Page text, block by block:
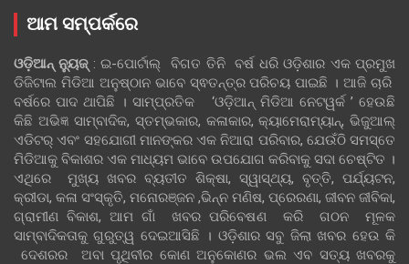
ଆମ ସମ୍ପର୍କରେ
ଓଡ଼ିଆନ୍‍ ନ୍ୟୁଜ୍‍: ଇ-ପୋର୍ଟାଲ୍ ବିଗତ ତିନି ବର୍ଷ ଧରି ଓଡ଼ିଶାର ଏକ ପ୍ରମୁଖ
ଡିଜିଟାଲ ମିଡିଆ ଅନୁଷ୍ଠାନ ଭାବେ ସ୍ଵତନ୍ତ୍ର ପରିଚୟ ପାଇଛି । ଆଜି ଚାରି
ବର୍ଷରେ ପାଦ ଥାପିଛି । ସାମ୍ପ୍ରତିକ ‘ଓଡ଼ିଆନ୍‍ ମିଡିଆ ନେଟୱର୍କ ’ ହେଉଛି
କିଛି ଅଭିଜ୍ଞ ସାମ୍ବାଦିକ, ସ୍ତମ୍ଭକାର, କଳାକାର, କ୍ୟାମେରାମ୍ୟାନ୍, ଭିଜୁଆଲ୍
ଏଡିଟର୍ ଏବଂ ସହଯୋଗୀ ମାନଙ୍କର ଏକ ନିଆରା ପରିବାର, ଯେଉଁଠି ସମସ୍ତେ
ମିଡିଆକୁ ବିକାଶର ଏକ ମାଧ୍ୟମ ଭାବେ ଉପଯୋଗ କରିବାକୁ ସଦା ଚେଷ୍ଟିତ ।
ଏଥିରେ ମୁଖ୍ୟ ଖବର ବ୍ୟତୀତ ଶିକ୍ଷା, ସ୍ୱାସ୍ଥ୍ୟ, ବୃତ୍ତି, ପର୍ଯ୍ୟଟନ,
କ୍ରୀଡା, କଳା ସଂସ୍କୃତି, ମନୋରଞ୍ଜନ ,ଭିନ୍ନ ମଣିଷ, ପ୍ରେରଣା, ଜୀବନ ଜୀବିକା,
ଗ୍ରାମୀଣ ବିକାଶ, ଆମ ଗାଁ ଖବର ପରିବେଷଣ କରି ଗଠନ ମୂଳକ
ସାମ୍ବାଦିକତାକୁ ଗୁରୁତ୍ୱ ଦେଇଆସିଛି । ଓଡ଼ିଶାର ସବୁ ଜିଲା ଖବର ହେଉ କି
ଦେଶରର ଅବା ପୃଥିବୀର କୋଣ ଅନୁକୋଣର ଭଲ ଏବ ସତ୍ୟ ଖବରକୁ